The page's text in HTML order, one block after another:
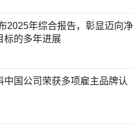
2025年综合报告，彰显迈向净
标的多年进展
中国公司荣获多项雇主品牌认